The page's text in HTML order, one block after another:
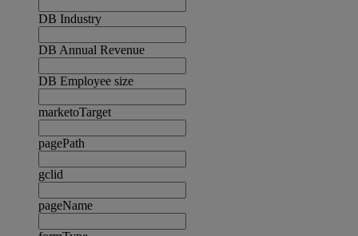
DB Industry
DB Annual Revenue
DB Employee size
marketoTarget
pagePath
gclid
pageName